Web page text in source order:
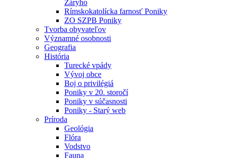
Žáryho
Rímskokatolícka farnosť Poniky
ZO SZPB Poniky
Tvorba obyvateľov
Významné osobnosti
Geografia
História
Turecké vpády
Vývoj obce
Boj o privilégiá
Poniky v 20. storočí
Poniky v súčasnosti
Poniky - Starý web
Príroda
Geológia
Flóra
Vodstvo
Fauna